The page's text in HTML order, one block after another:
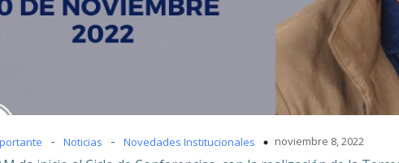
- Noticias - Novedades Institucionales noviembre 8, 2022